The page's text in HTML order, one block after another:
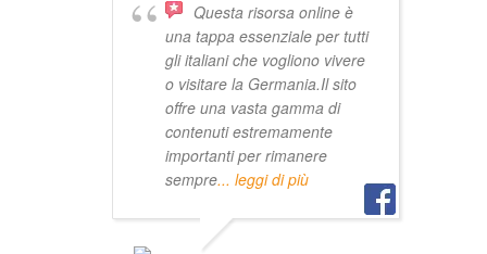
Questa risorsa online è
una tappa essenziale per tutti
gli italiani che vogliono vivere
o visitare la Germania.Il sito
offre una vasta gamma di
contenuti estremamente
importanti per rimanere
sempre... leggi di più